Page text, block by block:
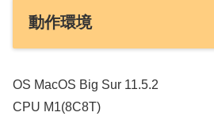
動作環境
OS MacOS Big Sur 11.5.2
CPU M1(8C8T)